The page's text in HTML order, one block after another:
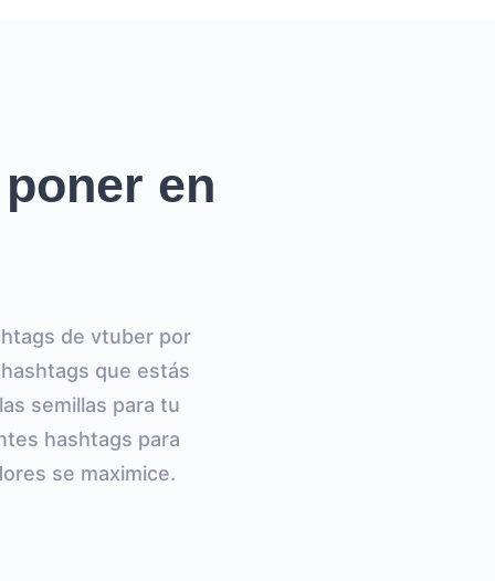
en
de vtuber por
que estás
semillas para tu
hashtags para
se maximice.